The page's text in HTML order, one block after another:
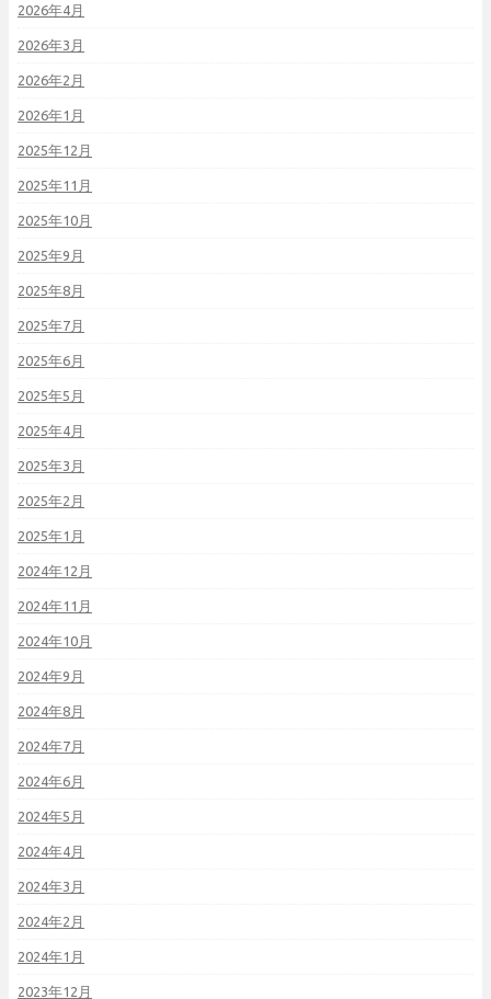
2026年4月
2026年3月
2026年2月
2026年1月
2025年12月
2025年11月
2025年10月
2025年9月
2025年8月
2025年7月
2025年6月
2025年5月
2025年4月
2025年3月
2025年2月
2025年1月
2024年12月
2024年11月
2024年10月
2024年9月
2024年8月
2024年7月
2024年6月
2024年5月
2024年4月
2024年3月
2024年2月
2024年1月
2023年12月